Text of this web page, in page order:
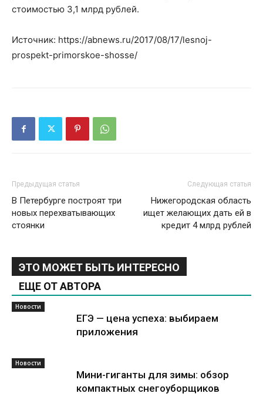
стоимостью 3,1 млрд рублей.
Источник: https://abnews.ru/2017/08/17/lesnoj-
prospekt-primorskoe-shosse/
Предыдущая статья
В Петербурге построят три
новых перехватывающих
стоянки
Следующая статья
Нижегородская область
ищет желающих дать ей в
кредит 4 млрд рублей
ЭТО МОЖЕТ БЫТЬ ИНТЕРЕСНО
ЕЩЕ ОТ АВТОРА
Новости
ЕГЭ — цена успеха: выбираем
приложения
Новости
Мини-гиганты для зимы: обзор
компактных снегоуборщиков